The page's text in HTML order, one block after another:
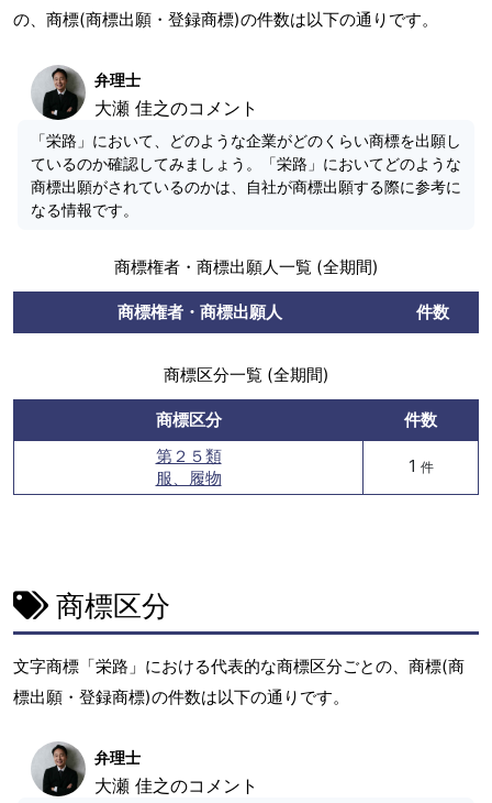
の、商標(商標出願・登録商標)の件数は以下の通りです。
弁理士
大瀬 佳之のコメント
「栄路」において、どのような企業がどのくらい商標を出願し
ているのか確認してみましょう。「栄路」においてどのような
商標出願がされているのかは、自社が商標出願する際に参考に
なる情報です。
商標権者・商標出願人一覧 (全期間)
商標権者・商標出願人 件数
商標区分一覧 (全期間)
商標区分
件数
第２５類
服、履物
1 件
商標区分
文字商標「栄路」における代表的な商標区分ごとの、商標(商
標出願・登録商標)の件数は以下の通りです。
弁理士
大瀬 佳之のコメント